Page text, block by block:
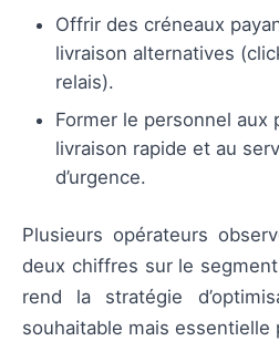
Offrir des créneaux
livraison alternatives
relais).
Former le personnel aux
livraison rapide et au
d’urgence.
Plusieurs opérateurs
deux chiffres sur le
rend la stratégie
souhaitable mais